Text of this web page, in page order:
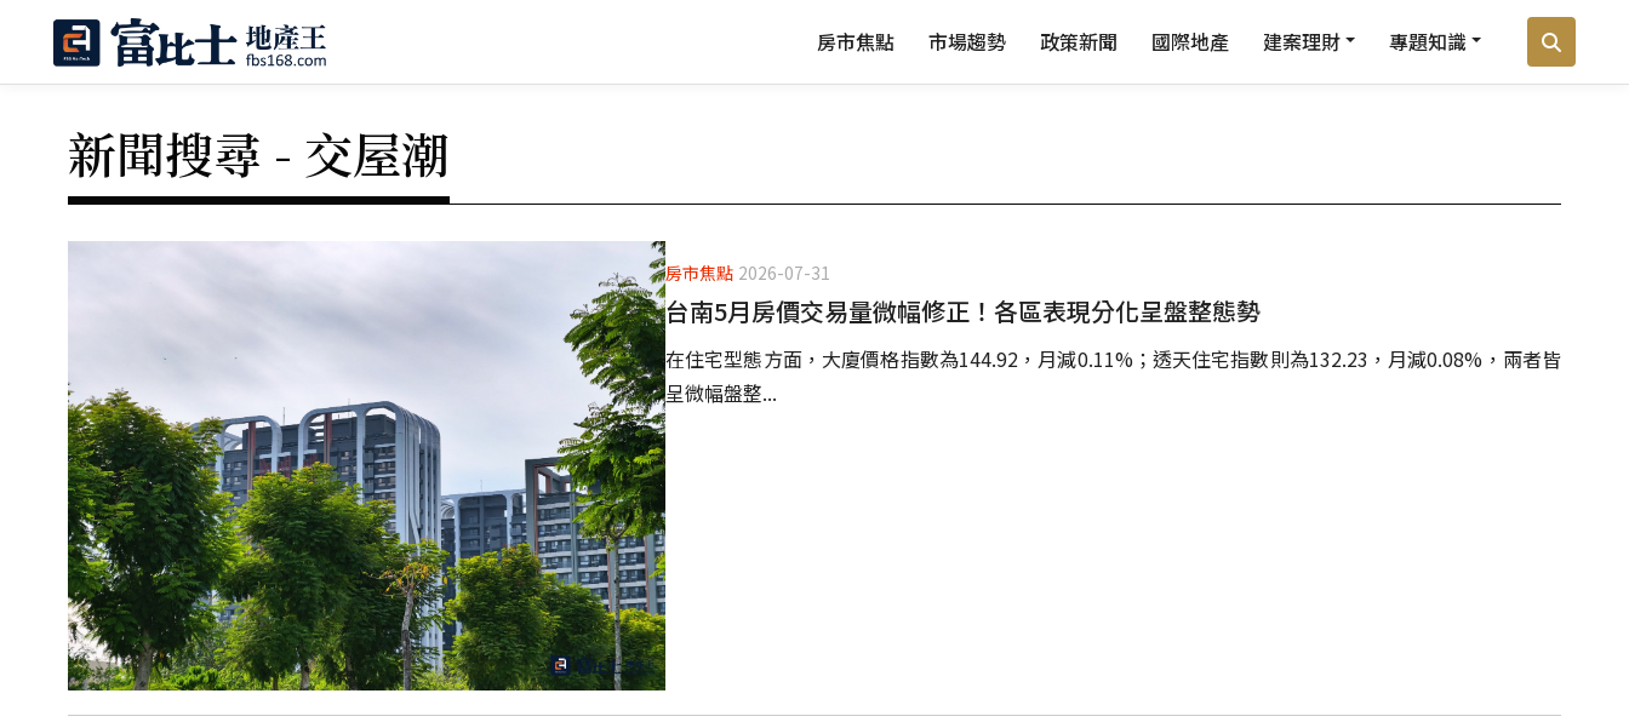
房市焦點 市場趨勢 政策新聞 國際地產 建案理財 專題知識
新聞搜尋 - 交屋潮
房市焦點 2026-07-31
台南5月房價交易量微幅修正！各區表現分化呈盤整態勢
在住宅型態方面，大廈價格指數為144.92，月減0.11%；透天住宅指數則為132.23，月減0.08%，兩者皆
呈微幅盤整...